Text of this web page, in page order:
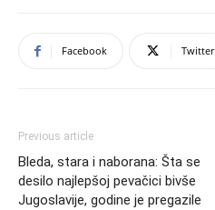
Facebook Twitter
Previous article
Bleda, stara i naborana: Šta se
desilo najlepšoj pevačici bivše
Jugoslavije, godine je pregazile